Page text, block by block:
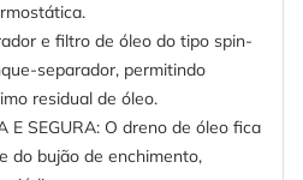
e filtro de óleo do tipo spin-
separador, permitindo
residual de óleo.
E SEGURA: O dreno de óleo fica
do bujão de enchimento,